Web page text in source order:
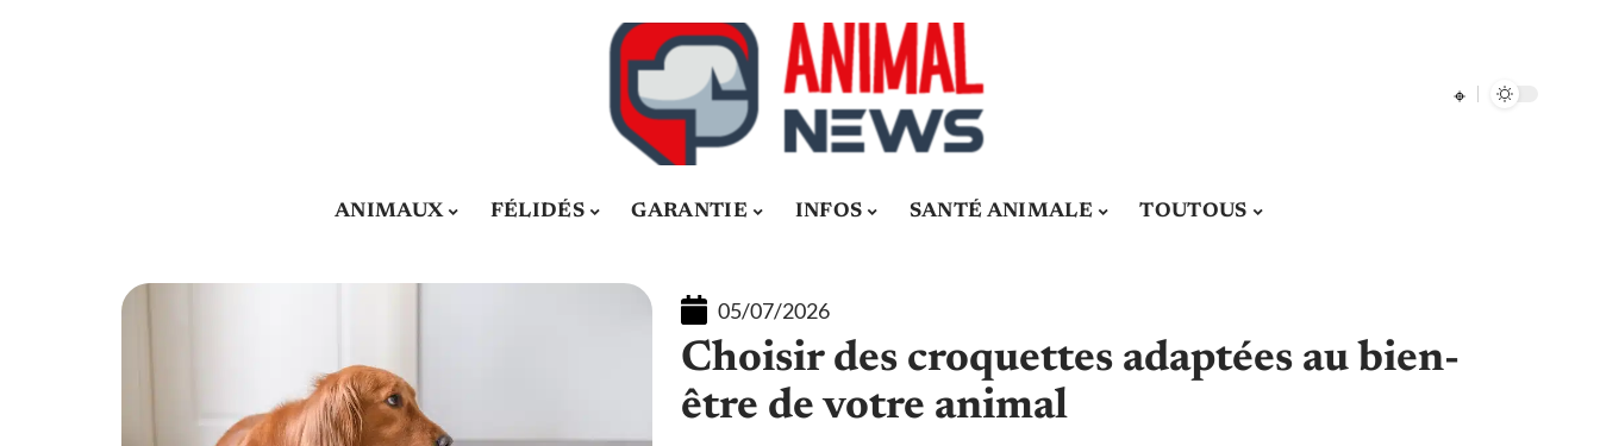
ANIMAUX FÉLIDÉS GARANTIE INFOS SANTÉ ANIMALE TOUTOUS
05/07/2026
Choisir des croquettes adaptées au bien-
être de votre animal